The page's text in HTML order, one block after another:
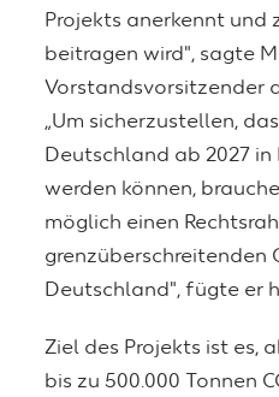
Projekts anerkennt und
beitragen wird", sagte
Vorstandsvorsitzender
„Um sicherzustellen,
Deutschland ab 2027
werden können,
möglich einen
grenzüberschreitenden
Deutschland", fügte er
Ziel des Projekts ist es,
bis zu 500.000 Tonnen